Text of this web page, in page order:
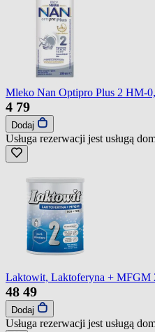
Mleko Nan Optipro Plus 2 HM-
4 79
Dodaj
Usługa rezerwacji jest usługą
Laktowit, Laktoferyna + MFGM
48 49
Dodaj
Usługa rezerwacji jest usługą